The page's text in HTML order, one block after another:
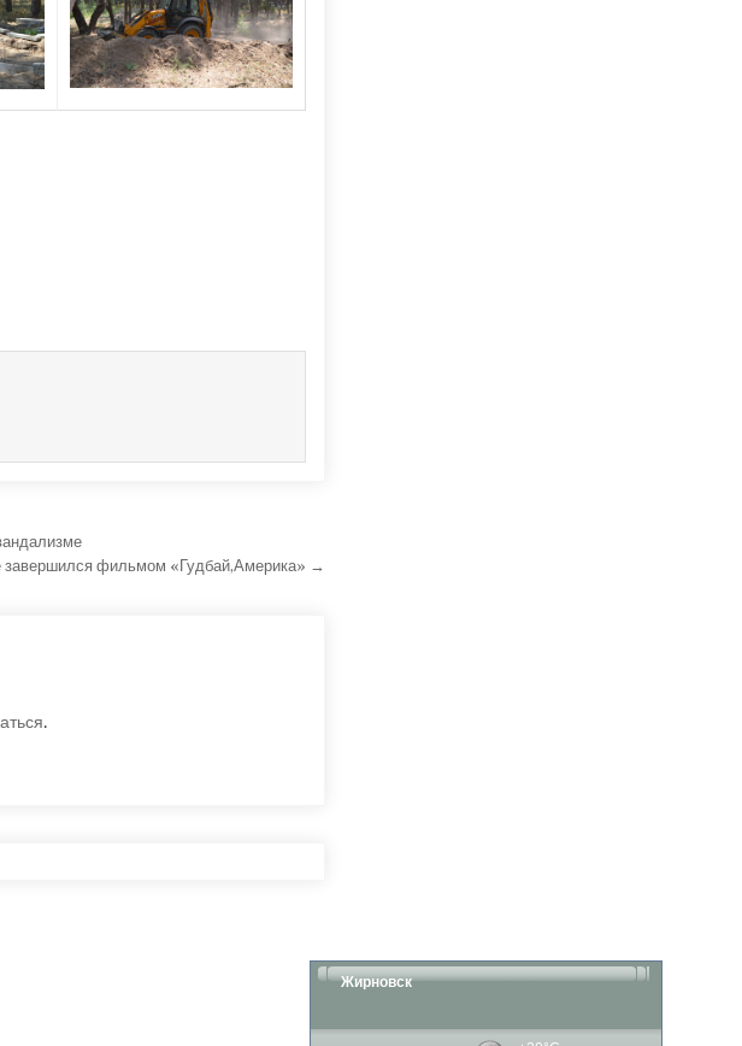
завершился фильмом «Гудбай,Америка» →
.
Жирновск